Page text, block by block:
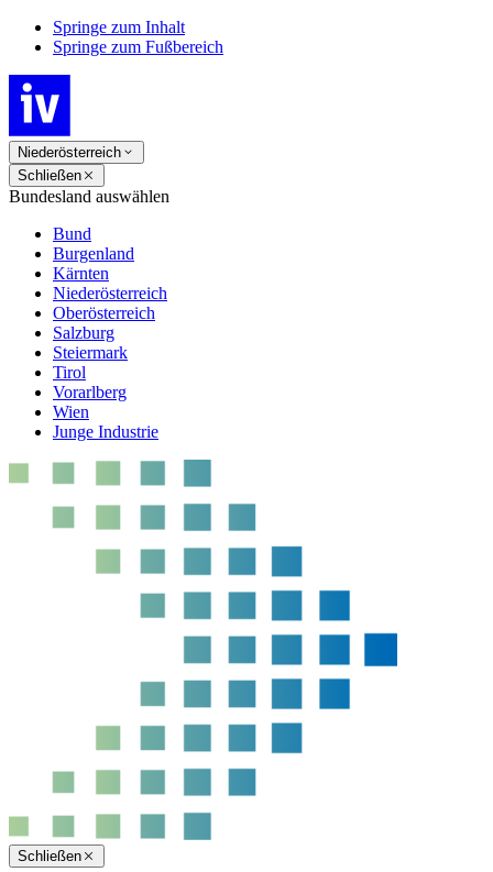
Springe zum Inhalt
Springe zum Fußbereich
Niederösterreich
Schließen
Bundesland auswählen
Bund
Burgenland
Kärnten
Niederösterreich
Oberösterreich
Salzburg
Steiermark
Tirol
Vorarlberg
Wien
Junge Industrie
Schließen